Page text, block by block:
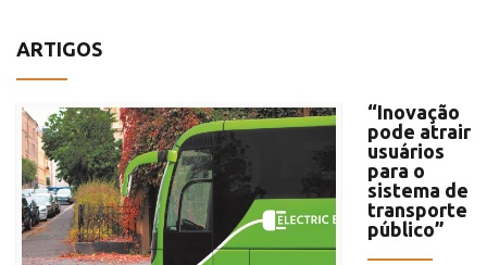
ARTIGOS
“Inovação
pode atrair
usuários
para o
sistema de
transporte
público”